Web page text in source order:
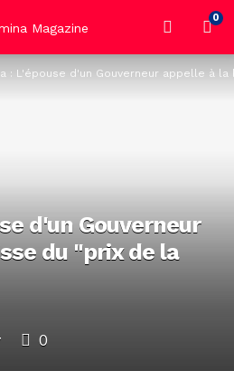
0
: L'épouse d'un Gouverneur appelle à
d'un Gouverneur
du "prix de la
0